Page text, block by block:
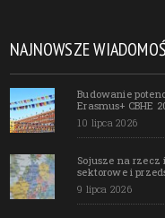
NAJNOWSZE
Budowanie
Erasmus+ CBHE
10 lipca 2026
Sojusze na
sektorowe i
9 lipca 2026